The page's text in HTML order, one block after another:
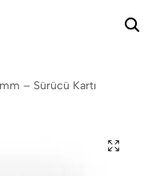
– Sürücü Kartı